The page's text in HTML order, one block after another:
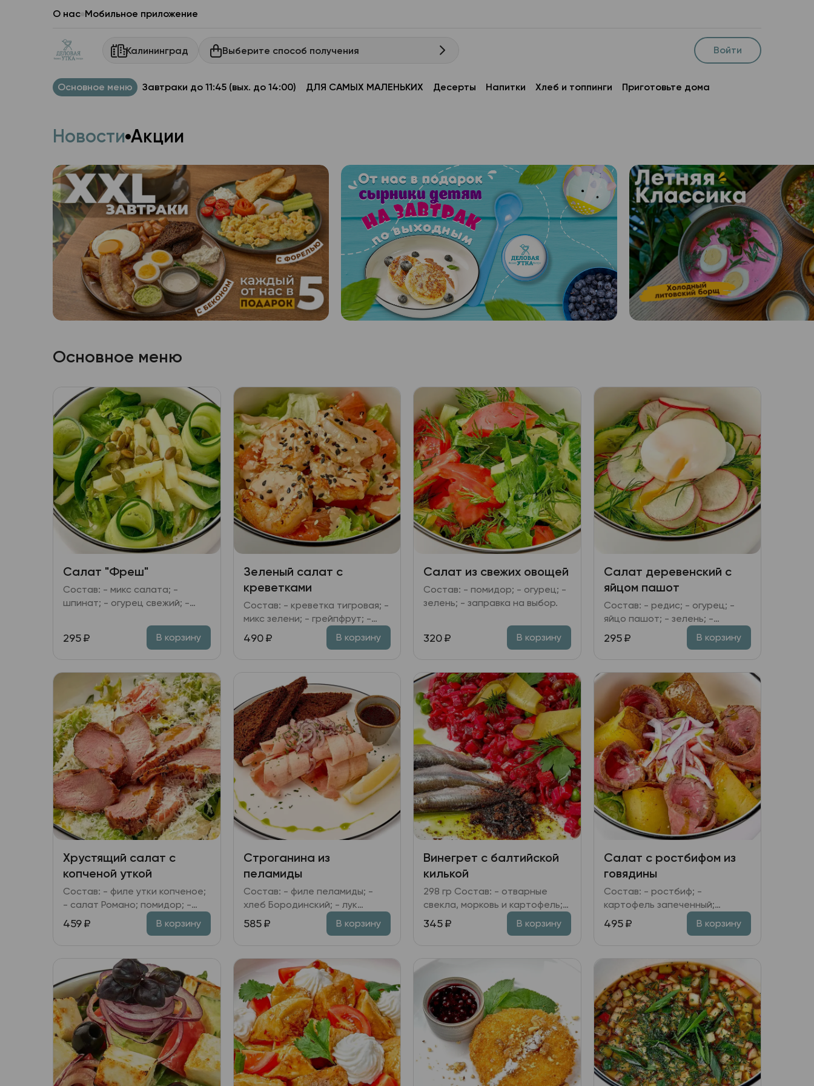
О нас Мобильное приложение
Калининград Выберите способ получения Войти
Основное меню Завтраки до 11:45 (вых. до 14:00) ДЛЯ САМЫХ МАЛЕНЬКИХ Десерты Напитки Хлеб и топпинги Приготовьте дома
Новости Акции
Основное меню
Салат "Фреш"
Состав: - микс салата; -
шпинат; - огурец свежий; -
заправка медово-горчичная.
295₽ В корзину
Зеленый салат с
креветками
Состав: - креветка тигровая; -
микс зелени; - грейпфрут; -
томаты черри; - заправка
имбирная, кунжут, масло
490 ₽ В корзину
Салат из свежих овощей
Состав: - помидор; - огурец; -
зелень; - заправка на выбор.
320₽ В корзину
Салат деревенский с
яйцом пашот
Состав: - редис; - огурец; -
яйцо пашот; - зелень; -
заправка на выбор.
295 ₽ В корзину
Хрустящий салат с
копченой уткой
Состав: - филе утки копченое;
- салат Романо; помидор; -
сыр Пармезан; - сухари; -
горчица; специи; масло
растительное; чеснок.
459₽ В корзину
Строганина из
пеламиды
Состав: - филе пеламиды; -
хлеб Бородинский; - лук
красный; - соус на основе
бальзамического уксуса и
зелень.
585 ₽ В корзину
Винегрет с балтийской
килькой
298 гр Состав: - отварные
свекла, морковь и картофель; -
огурцы маринованные; капуста
квашеная; - килька;
- масло растительное; уксус
яблочный.
345₽ В корзину
Салат с ростбифом из
говядины
Состав: - ростбиф; -
картофель запеченный;
томаты вяленые; - томаты
Черри; микс салата; лук
495 ₽ В корзину